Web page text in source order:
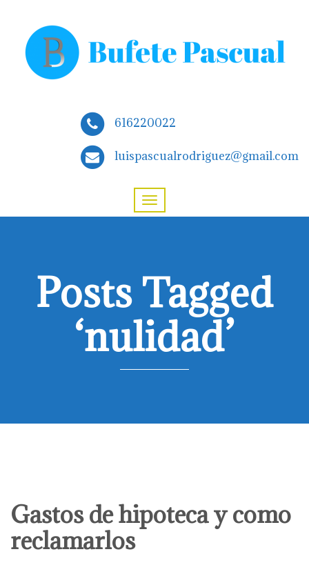
616220022
luispascualrodriguez@gmail.com
Posts Tagged
‘nulidad’
Gastos de hipoteca y como
reclamarlos